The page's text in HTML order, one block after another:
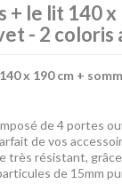
+ le lit 140 x
- 2 coloris
x 190 cm +
de 4 portes
de vos
très résistant,
de 15mm